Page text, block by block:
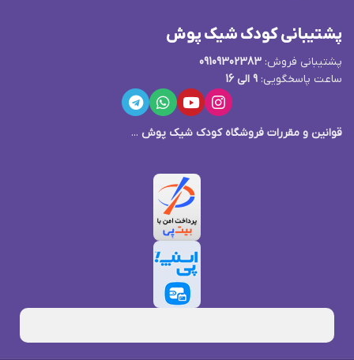
پشتیبانی کودک شیک پوش
پشتیبانی فروش: 09109302383
ساعت پاسخگویی: 9 الی 16
قوانین و مقررات فروشگاه کودک شیک پوش ...